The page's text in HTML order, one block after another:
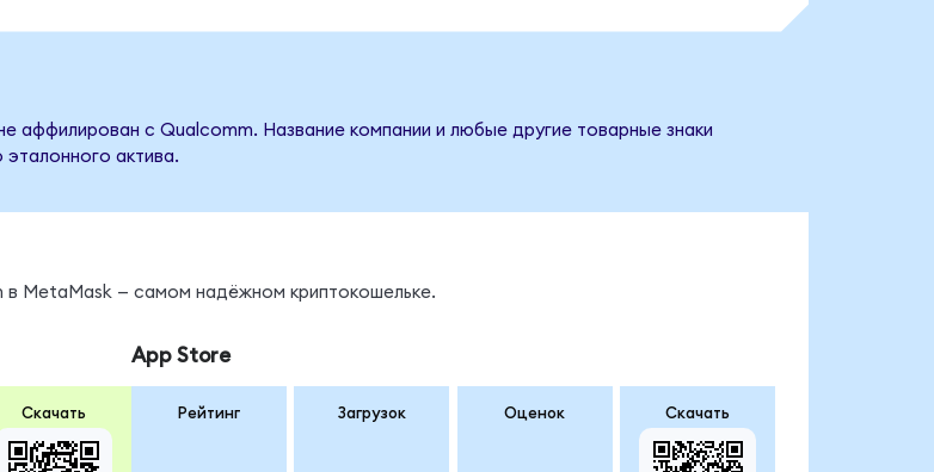
аффилирован с Qualcomm. Название компании и любые другие товарные знаки
актива.
в MetaMask — самом надёжном криптокошельке.
Скачать
App Store
Рейтинг Загрузок Оценок Скачать